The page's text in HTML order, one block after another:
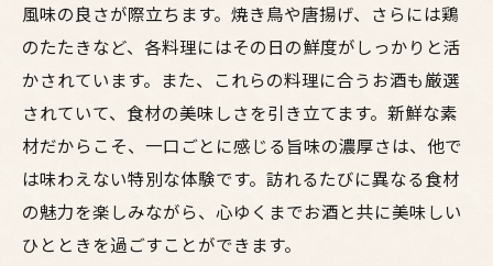
風味の良さが際立ちます。焼き鳥や唐揚げ、さらには鶏
のたたきなど、各料理にはその日の鮮度がしっかりと活
かされています。また、これらの料理に合うお酒も厳選
されていて、食材の美味しさを引き立てます。新鮮な素
材だからこそ、一口ごとに感じる旨味の濃厚さは、他で
は味わえない特別な体験です。訪れるたびに異なる食材
の魅力を楽しみながら、心ゆくまでお酒と共に美味しい
ひとときを過ごすことができます。